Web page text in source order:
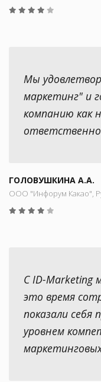
Мы
маркетинг" и
компанию как
ГОЛОВУШКИНА А.А.
ООО "Инфорум Какао",
С ID-Marketing
это время
показали себя
уровнем